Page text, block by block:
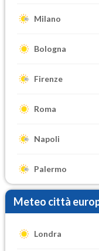
Milano
Bologna
Firenze
Roma
Napoli
Palermo
Meteo città
Londra